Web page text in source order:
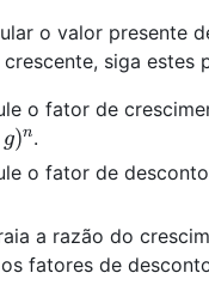
o valor presente
siga estes
o fator de
g)n.
o fator de
a razão do
fatores de